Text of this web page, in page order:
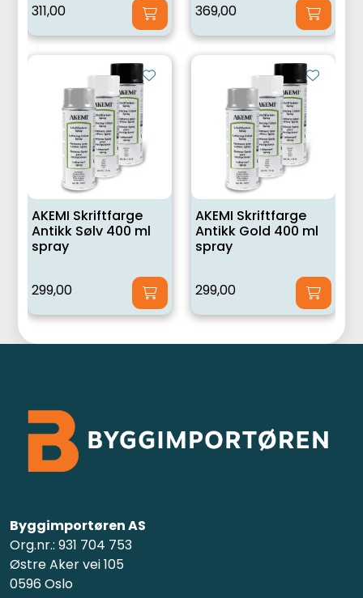
311,00 369,00
AKEMI Skriftfarge
Antikk Sølv 400 ml
spray
299,00
AKEMI Skriftfarge
Antikk Gold 400 ml
spray
299,00
Byggimportøren AS
Org.nr.: 931 704 753
Østre Aker vei 105
0596 Oslo